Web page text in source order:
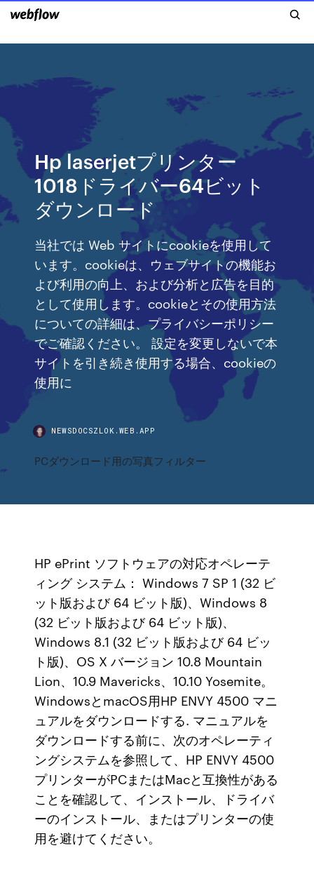
Hp laserjetプリンター
1018ドライバー64ビット
ダウンロード
当社では Web サイトにcookieを使用して
います。cookieは、ウェブサイトの機能お
よび利用の向上、および分析と広告を目的
として使用します。cookieとその使用方法
についての詳細は、プライバシーポリシー
でご確認ください。 設定を変更しないで本
サイトを引き続き使用する場合、cookieの
使用に
NEWSDOCSZLOK.WEB.APP
PCダウンロード用の写真フィルター
HP ePrint ソフトウェアの対応オペレーテ
ィング システム： Windows 7 SP 1 (32 ビ
ット版および 64 ビット版)、Windows 8
(32 ビット版および 64 ビット版)、
Windows 8.1 (32 ビット版および 64 ビッ
ト版)、OS X バージョン 10.8 Mountain
Lion、10.9 Mavericks、10.10 Yosemite。
WindowsとmacOS用HP ENVY 4500 マニ
ュアルをダウンロードする. マニュアルを
ダウンロードする前に、次のオペレーティ
ングシステムを参照して、HP ENVY 4500
プリンターがPCまたはMacと互換性がある
ことを確認して、インストール、ドライバ
ーのインストール、またはプリンターの使
用を避けてください。